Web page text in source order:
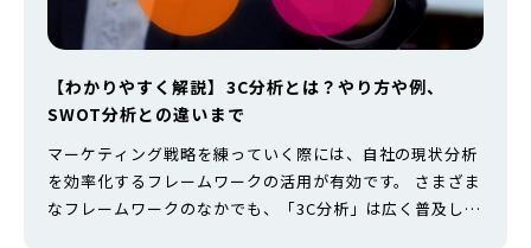
【わかりやすく解説】3C分析とは？やり方や例、
SWOT分析との違いまで
マーケティング戦略を練っていく際には、自社の現状分析
を効率化するフレームワークの活用が有効です。 さまざま
なフレームワークのなかでも、「3C分析」は広く普及して